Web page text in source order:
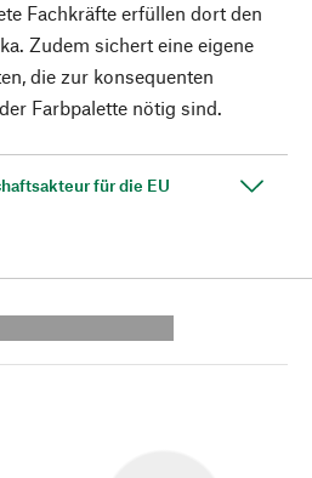
Fachkräfte erfüllen dort den
Zudem sichert eine eigene
die zur konsequenten
Farbpalette nötig sind.
für die EU